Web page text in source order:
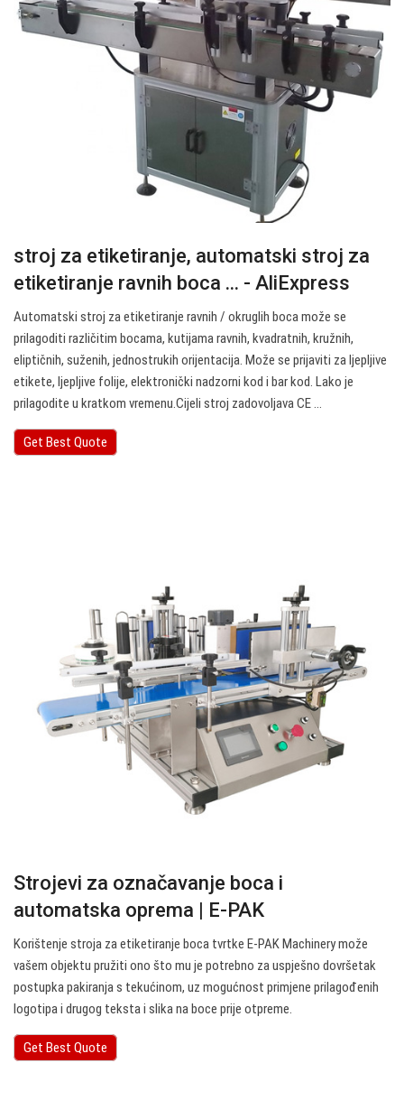
stroj za etiketiranje, automatski stroj za
etiketiranje ravnih boca ... - AliExpress
Automatski stroj za etiketiranje ravnih / okruglih boca može se
prilagoditi različitim bocama, kutijama ravnih, kvadratnih, kružnih,
eliptičnih, suženih, jednostrukih orijentacija. Može se prijaviti za ljepljive
etikete, ljepljive folije, elektronički nadzorni kod i bar kod. Lako je
prilagodite u kratkom vremenu.Cijeli stroj zadovoljava CE ...
Get Best Quote
Strojevi za označavanje boca i
automatska oprema | E-PAK
Korištenje stroja za etiketiranje boca tvrtke E-PAK Machinery može
vašem objektu pružiti ono što mu je potrebno za uspješno dovršetak
postupka pakiranja s tekućinom, uz mogućnost primjene prilagođenih
logotipa i drugog teksta i slika na boce prije otpreme.
Get Best Quote